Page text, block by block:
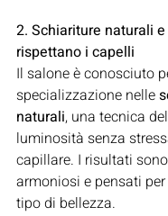
2. Schiariture naturali
rispettano i capelli
Il salone è conosciuto
specializzazione nelle
naturali, una tecnica
luminosità senza
capillare. I risultati
armoniosi e pensati
tipo di bellezza.